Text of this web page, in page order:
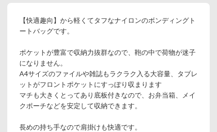
【快適趣向】から軽くてタフなナイロンのボンディングト
ートバッグです。
ポケットが豊富で収納力抜群なので、鞄の中で荷物が迷子
になりません。
A4サイズのファイルや雑誌もラクラク入る大容量、タブレ
ットがフロントポケットにすっぽり収まります
マチも大きくとってあり底板付きなので、お弁当箱、メイ
クポーチなどを安定して収納できます。
長めの持ち手なので肩掛けも快適です。